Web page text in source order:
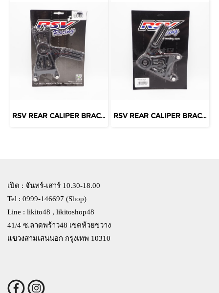
RSV REAR CALIPER BRACKET RSV REAR CALIPER BRACKET
เปิด : จันทร์-เสาร์ 10.30-18.00
Tel : 0999-146697 (Shop)
Line : likito48 , likitoshop48
41/4 ซ.ลาดพร้าว48 เขตห้วยขวาง
แขวงสามเสนนอก กรุงเทพ 10310